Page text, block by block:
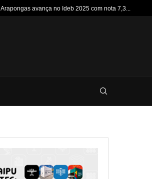
Arapongas avança no Ideb 2025 com nota 7,3...